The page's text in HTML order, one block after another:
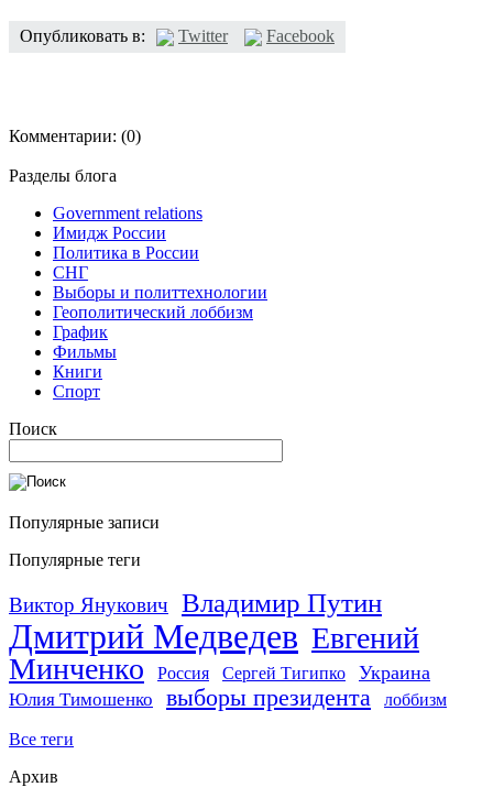
Опубликовать в: Twitter Facebook
Комментарии: (0)
Разделы блога
Government relations
Имидж России
Политика в России
СНГ
Выборы и политтехнологии
Геополитический лоббизм
График
Фильмы
Книги
Спорт
Поиск
Популярные записи
Популярные теги
Виктор Янукович Владимир Путин
Дмитрий Медведев Евгений
Минченко
Россия Сергей Тигипко Украина
Юлия Тимошенко выборы президента лоббизм
Все теги
Архив